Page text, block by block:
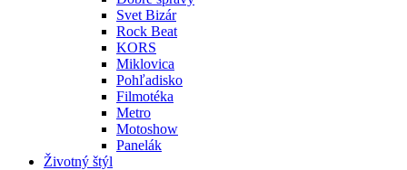
Svet Bizár
Rock Beat
KORS
Miklovica
Pohľadisko
Filmotéka
Metro
Motoshow
Panelák
Životný štýl